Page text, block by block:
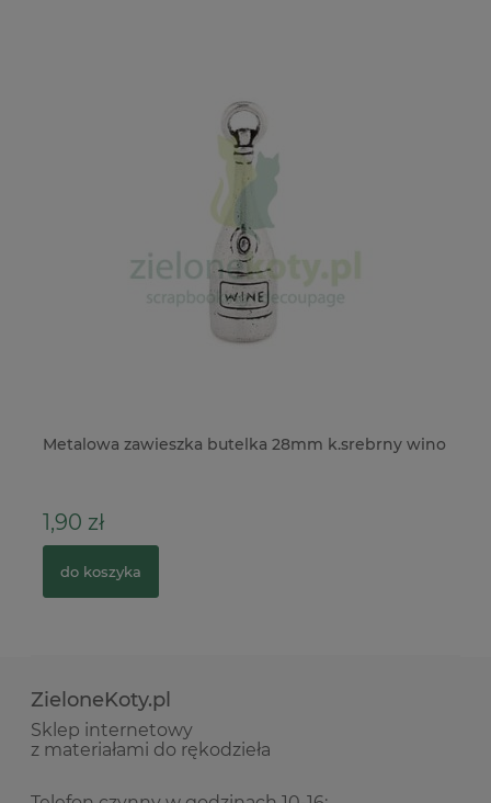
Metalowa zawieszka butelka 28mm k.srebrny wino
1,90 zł
do koszyka
ZieloneKoty.pl
Sklep internetowy
z materiałami do rękodzieła